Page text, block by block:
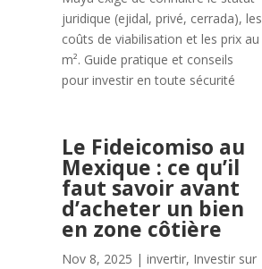
juridique (ejidal, privé, cerrada), les
coûts de viabilisation et les prix au
m². Guide pratique et conseils
pour investir en toute sécurité
Le Fideicomiso au
Mexique : ce qu’il
faut savoir avant
d’acheter un bien
en zone côtière
Nov 8, 2025 |invertir, Investir sur